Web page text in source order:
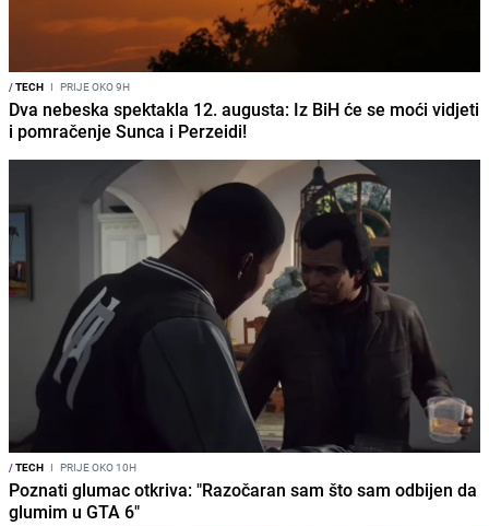
/TECH I PRIJE OKO 9H
Dva nebeska spektakla 12. augusta: Iz BiH će se moći vidjeti
i pomračenje Sunca i Perzeidi!
/TECH I PRIJE OKO 10H
Poznati glumac otkriva: "Razočaran sam što sam odbijen da
glumim u GTA 6"